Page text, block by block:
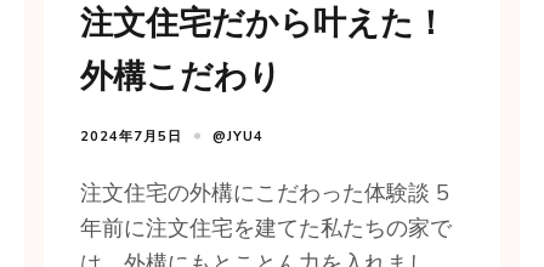
注文住宅だから叶えた！
外構こだわり
2024年7月5日 @JYU4
注文住宅の外構にこだわった体験談 5
年前に注文住宅を建てた私たちの家で